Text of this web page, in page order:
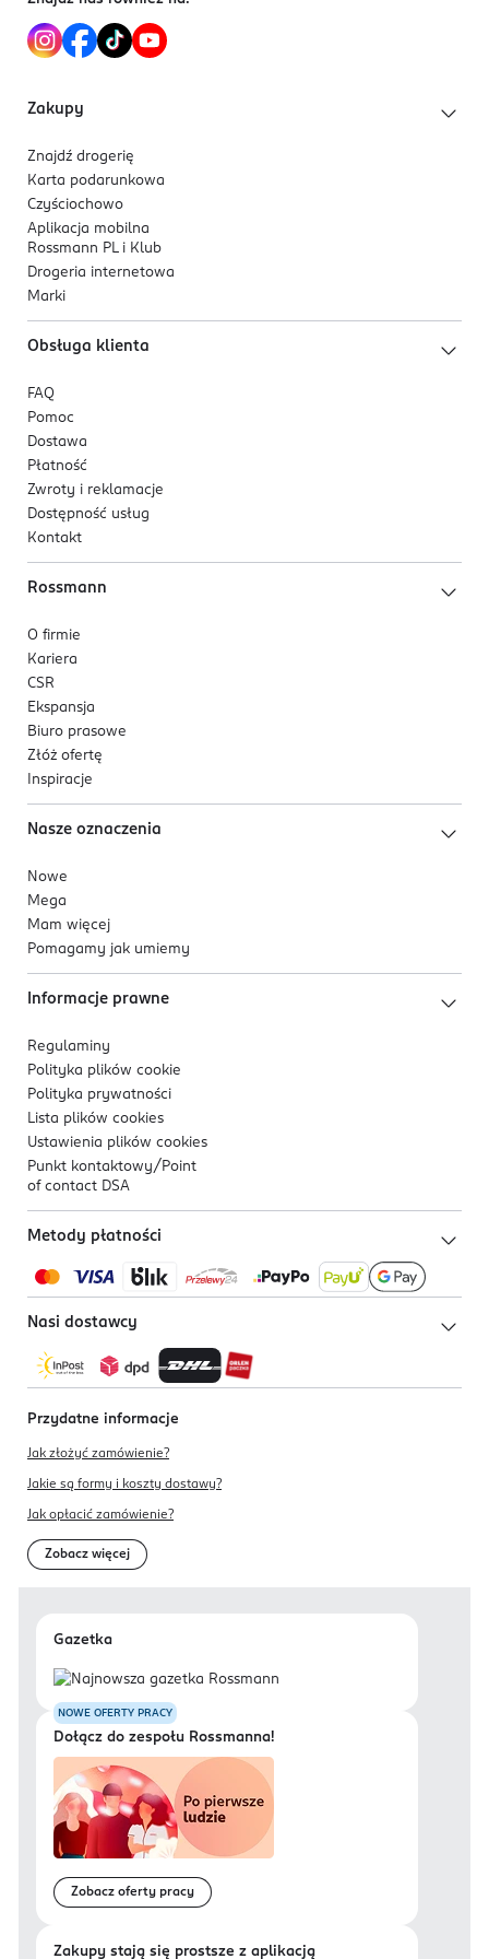
Zakupy
Znajdź drogerię
Karta podarunkowa
Czyściochowo
Aplikacja mobilna
Rossmann PL i Klub
Drogeria internetowa
Marki
Obsługa klienta
FAQ
Pomoc
Dostawa
Płatność
Zwroty i reklamacje
Dostępność usług
Kontakt
Rossmann
O firmie
Kariera
CSR
Ekspansja
Biuro prasowe
Złóż ofertę
Inspiracje
Nasze oznaczenia
Nowe
Mega
Mam więcej
Pomagamy jak umiemy
Informacje prawne
Regulaminy
Polityka plików cookie
Polityka prywatności
Lista plików cookies
Ustawienia plików cookies
Punkt kontaktowy/ Point
of contact DSA
Metody płatności
Nasi dostawcy
Przydatne informacje
Jak złożyć zamówienie?
Jakie są formy i koszty dostawy?
Jak opłacić zamówienie?
Zobacz więcej
Gazetka
NOWE OFERTY PRACY
Dołącz do zespołu Rossmanna!
Zobacz oferty pracy
Zakupy stają się prostsze z aplikacją